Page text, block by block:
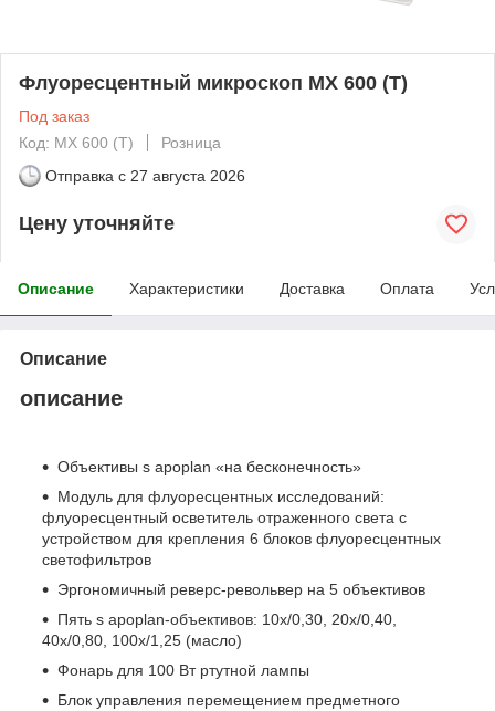
Флуоресцентный микроскоп MX 600 (T)
Под заказ
Код: MX 600 (T)
Розница
Отправка с 27 августа 2026
Цену уточняйте
Описание Характеристики Доставка Оплата
Описание
описание
Объективы s apoplan «на бесконечность»
Модуль для флуоресцентных исследований:
флуоресцентный осветитель отраженного света с
устройством для крепления 6 блоков флуоресцентных
светофильтров
Эргономичный реверс-револьвер на 5 объективов
Пять s apoplan-объективов: 10х/0,30, 20х/0,40,
40х/0,80, 100х/1,25 (масло)
Фонарь для 100 Вт ртутной лампы
Блок управления перемещением предметного